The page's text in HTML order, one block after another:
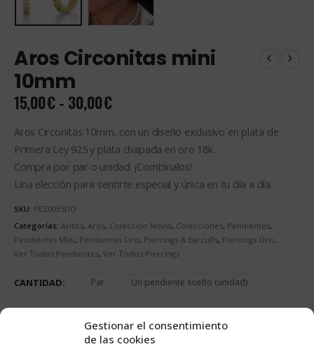
Gestionar el consentimiento
de las cookies
Aros Circonitas mini
10mm
15,00€ - 30,00€Rango
precios:
desde
15,00€
hasta
30,00€
Aros Circonitas 10mm, con un diseño exclusivo en plata de
Primera Ley 925 y plata chapada en oro 18k.
Compra por par o unidad. ¡Combínalos!
Una elección para sentirte especial y única en tu día a día.
SKU: PEZ0035DO
Categorías: Aritos, Aros, Colección Novia, Colecciones, Pendientes,
Pendientes Mini, Pendientes Oro, Piercings & Earcuffs, Piercings Oro,
Ver Todos Pendientes, Ver Todos Piercings
CANTIDAD Par Un pendiente suelto (unidad)
DORADO PLATA